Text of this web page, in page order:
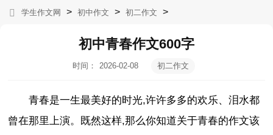
学生作文网 > 初中作文 > 初二作文 >
初中青春作文600字
时间：
2026-02-08
初二作文
青春是一生最美好的时光,许许多多的欢乐、泪水都
曾在那里上演。既然这样,那么你知道关于青春的作文该